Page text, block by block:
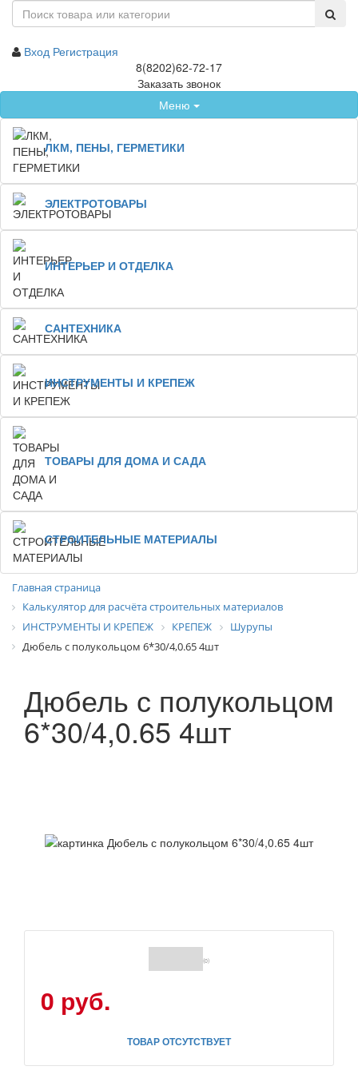
Вход Регистрация
8(8202)62-72-17
Заказать звонок
Меню
ЛКМ, ПЕНЫ, ГЕРМЕТИКИ
ЭЛЕКТРОТОВАРЫ
ИНТЕРЬЕР И ОТДЕЛКА
САНТЕХНИКА
ИНСТРУМЕНТЫ И КРЕПЕЖ
ТОВАРЫ ДЛЯ ДОМА И САДА
СТРОИТЕЛЬНЫЕ МАТЕРИАЛЫ
Главная страница
Калькулятор для расчёта строительных материалов
ИНСТРУМЕНТЫ И КРЕПЕЖ
КРЕПЕЖ
Шурупы
Дюбель с полукольцом 6*30/4,0.65 4шт
Дюбель с полукольцом
6*30/4,0.65 4шт
(0)
0 руб.
ТОВАР ОТСУТСТВУЕТ